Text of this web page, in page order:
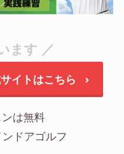
ます ／
イトはこちら
は無料
ドアゴルフ